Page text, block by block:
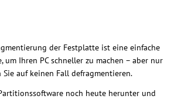
der Festplatte ist eine einfache
um Ihren PC schneller zu machen – aber nur
Sie auf keinen Fall defragmentieren.
noch heute herunter und